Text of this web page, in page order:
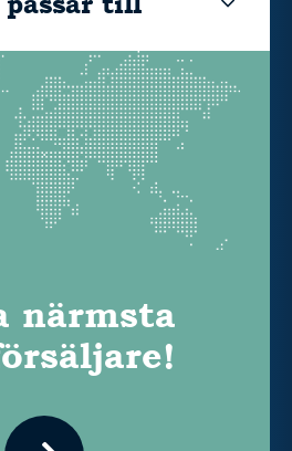
närmsta